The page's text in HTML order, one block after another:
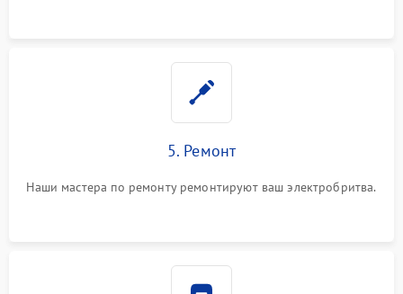
5. Ремонт
Наши мастера по ремонту ремонтируют ваш электробритва.